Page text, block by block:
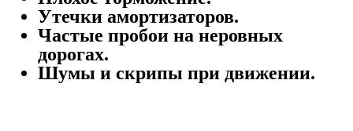
Утечки амортизаторов.
Частые пробои на неровных
дорогах.
Шумы и скрипы при движении.